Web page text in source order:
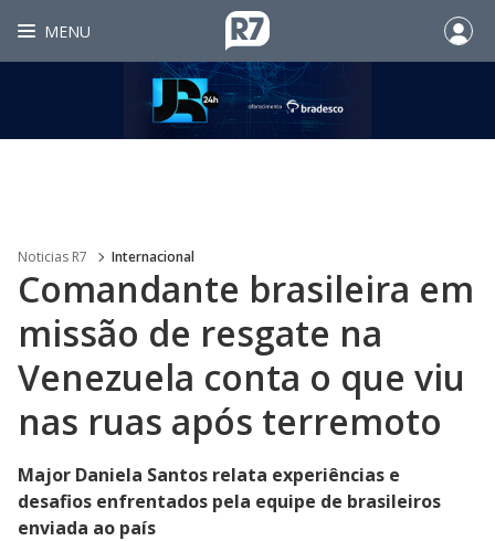
MENU
Noticias R7 Internacional
Comandante brasileira em
missão de resgate na
Venezuela conta o que viu
nas ruas após terremoto
Major Daniela Santos relata experiências e
desafios enfrentados pela equipe de brasileiros
enviada ao país